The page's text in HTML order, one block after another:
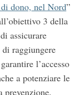
dono, nel Nord”
3 della
assicurare
raggiungere
l’accesso
a potenziare le
prevenzione,